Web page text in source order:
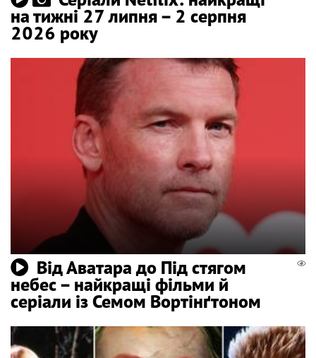
на тижні 27 липня – 2 серпня
2026 року
Від Аватара до Під стягом
небес – найкращі фільми й
серіали із Семом Вортінґтоном